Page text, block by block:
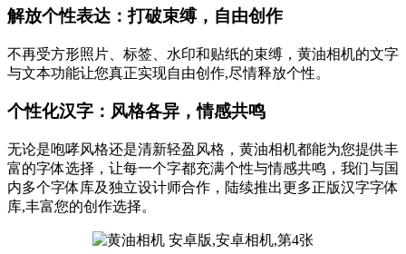
解放个性表达：打破束缚，自由创作
不再受方形照片、标签、水印和贴纸的束缚，黄油相机的文字
与文本功能让您真正实现自由创作,尽情释放个性。
个性化汉字：风格各异，情感共鸣
无论是咆哮风格还是清新轻盈风格，黄油相机都能为您提供丰
富的字体选择，让每一个字都充满个性与情感共鸣，我们与国
内多个字体库及独立设计师合作，陆续推出更多正版汉字字体
库,丰富您的创作选择。